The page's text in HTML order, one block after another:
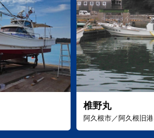
椎野丸
阿久根市／阿久根旧港